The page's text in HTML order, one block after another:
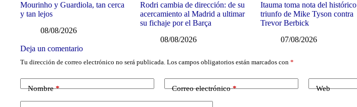
Mourinho y Guardiola, tan cerca
y tan lejos
08/08/2026
Rodri cambia de dirección: de su
acercamiento al Madrid a ultimar
su fichaje por el Barça
08/08/2026
Itauma toma nota del histórico
triunfo de Mike Tyson contra
Trevor Berbick
07/08/2026
Deja un comentario
Tu dirección de correo electrónico no será publicada. Los campos obligatorios están marcados con *
Nombre* Correo electrónico* Web